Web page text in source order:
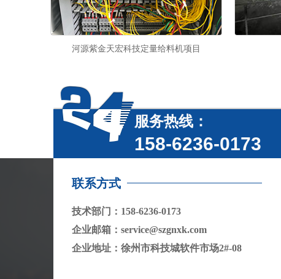
河源紫金天宏科技定量给料机项目
服务热线：
158-6236-0173
联系方式
技术部门：158-6236-0173
企业邮箱：service@szgnxk.com
企业地址：徐州市科技城软件市场2#-08